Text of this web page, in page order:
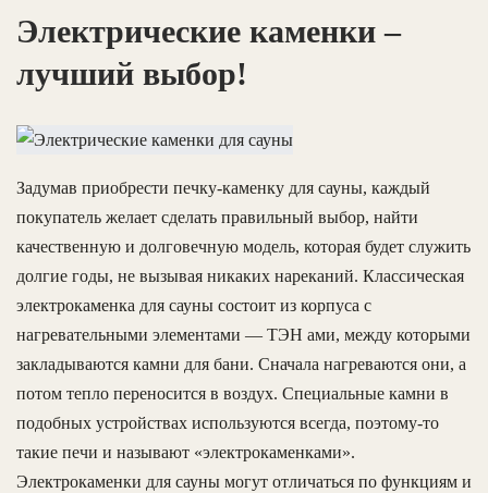
Электрические каменки –
лучший выбор!
Задумав приобрести печку-каменку для сауны, каждый
покупатель желает сделать правильный выбор, найти
качественную и долговечную модель, которая будет служить
долгие годы, не вызывая никаких нареканий. Классическая
электрокаменка для сауны состоит из корпуса с
нагревательными элементами — ТЭН ами, между которыми
закладываются камни для бани. Сначала нагреваются они, а
потом тепло переносится в воздух. Специальные камни в
подобных устройствах используются всегда, поэтому-то
такие печи и называют «электрокаменками».
Электрокаменки для сауны могут отличаться по функциям и